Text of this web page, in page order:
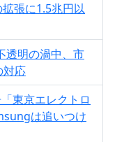
張に1.5兆円以
透明の渦中、市
対応
東京エレクトロ
は追いつけ